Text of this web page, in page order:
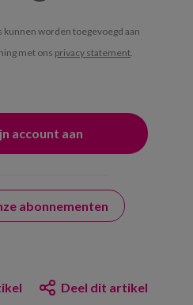
kunnen worden toegevoegd aan
met ons privacy statement.
abonnementen
Deel dit artikel